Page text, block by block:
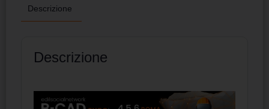
Descrizione
Descrizione